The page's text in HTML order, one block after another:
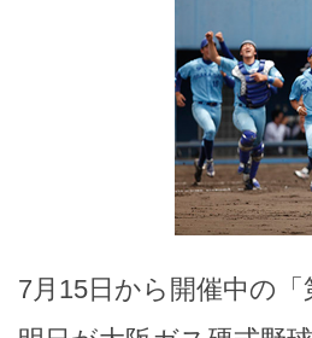
7月15日から開催中の